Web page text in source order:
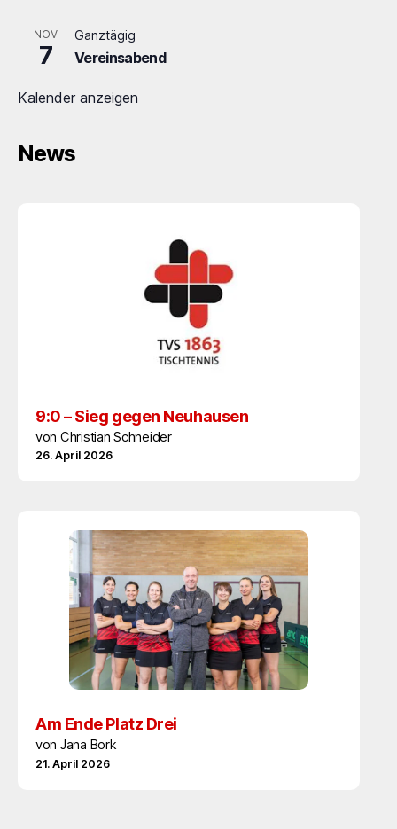
NOV.
7
Ganztägig
Vereinsabend
Kalender anzeigen
News
9:0 – Sieg gegen Neuhausen
von Christian Schneider
26. April 2026
Am Ende Platz Drei
von Jana Bork
21. April 2026